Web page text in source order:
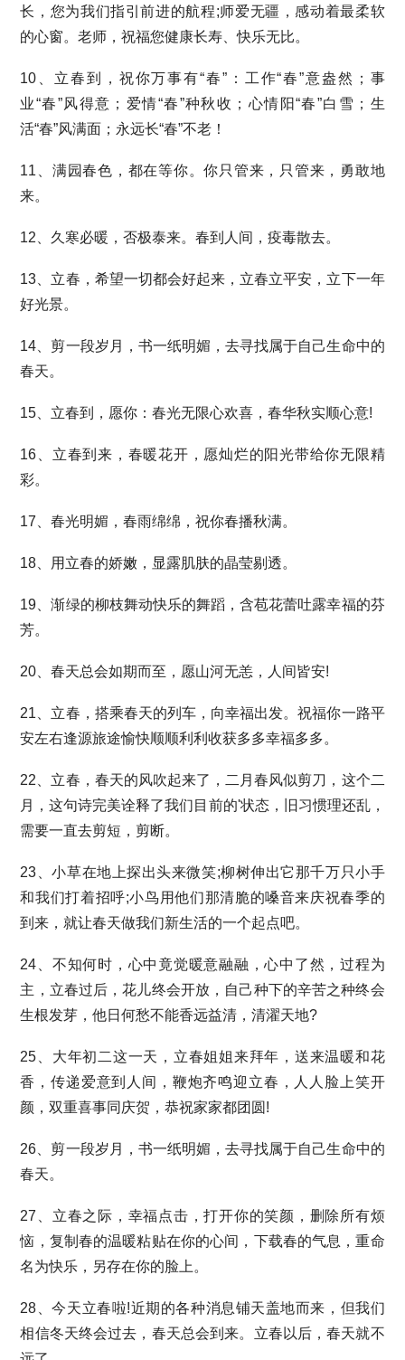
长，您为我们指引前进的航程;师爱无疆，感动着最柔软
的心窗。老师，祝福您健康长寿、快乐无比。
10、立春到，祝你万事有“春”：工作“春”意盎然；事
业“春”风得意；爱情“春”种秋收；心情阳“春”白雪；生
活“春”风满面；永远长“春”不老！
11、满园春色，都在等你。你只管来，只管来，勇敢地
来。
12、久寒必暖，否极泰来。春到人间，疫毒散去。
13、立春，希望一切都会好起来，立春立平安，立下一年
好光景。
14、剪一段岁月，书一纸明媚，去寻找属于自己生命中的
春天。
15、立春到，愿你：春光无限心欢喜，春华秋实顺心意!
16、立春到来，春暖花开，愿灿烂的阳光带给你无限精
彩。
17、春光明媚，春雨绵绵，祝你春播秋满。
18、用立春的娇嫩，显露肌肤的晶莹剔透。
19、渐绿的柳枝舞动快乐的舞蹈，含苞花蕾吐露幸福的芬
芳。
20、春天总会如期而至，愿山河无恙，人间皆安!
21、立春，搭乘春天的列车，向幸福出发。祝福你一路平
安左右逢源旅途愉快顺顺利利收获多多幸福多多。
22、立春，春天的风吹起来了，二月春风似剪刀，这个二
月，这句诗完美诠释了我们目前的'状态，旧习惯理还乱，
需要一直去剪短，剪断。
23、小草在地上探出头来微笑;柳树伸出它那千万只小手
和我们打着招呼;小鸟用他们那清脆的嗓音来庆祝春季的
到来，就让春天做我们新生活的一个起点吧。
24、不知何时，心中竟觉暖意融融，心中了然，过程为
主，立春过后，花儿终会开放，自己种下的辛苦之种终会
生根发芽，他日何愁不能香远益清，清濯天地?
25、大年初二这一天，立春姐姐来拜年，送来温暖和花
香，传递爱意到人间，鞭炮齐鸣迎立春，人人脸上笑开
颜，双重喜事同庆贺，恭祝家家都团圆!
26、剪一段岁月，书一纸明媚，去寻找属于自己生命中的
春天。
27、立春之际，幸福点击，打开你的笑颜，删除所有烦
恼，复制春的温暖粘贴在你的心间，下载春的气息，重命
名为快乐，另存在你的脸上。
28、今天立春啦!近期的各种消息铺天盖地而来，但我们
相信冬天终会过去，春天总会到来。立春以后，春天就不